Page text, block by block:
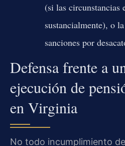
(si las circunstancias
sustancialmente), o
sanciones por
Defensa frente a
ejecución de
en Virginia
No todo incumplimiento